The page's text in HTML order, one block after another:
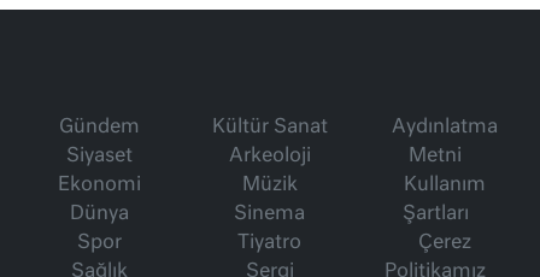
Gündem
Siyaset
Ekonomi
Dünya
Spor
Sağlık
Kültür Sanat
Arkeoloji
Müzik
Sinema
Tiyatro
Sergi
Aydınlatma
Metni
Kullanım
Şartları
Çerez
Politikamız